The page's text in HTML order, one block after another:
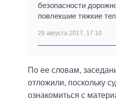
безопасности
повлекшие тяжкие
29 августа 2017, 17:10
По ее словам,
отложили, поскольку
ознакомиться с